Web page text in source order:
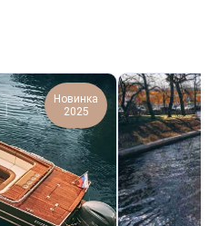
Новинка
2025